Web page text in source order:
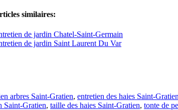
similaires:
de jardin Chatel-Saint-Germain
de jardin Saint Laurent Du Var
arbres Saint-Gratien, entretien des haies Saint-Gratien
Saint-Gratien, taille des haies Saint-Gratien, tonte de